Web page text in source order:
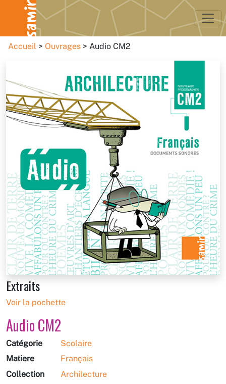
Accueil Ouvrages Audio CM2
Extraits
Voir la pochette
Audio CM2
Catégorie
Scolaire
Matière
Français
Collection
Archilecture